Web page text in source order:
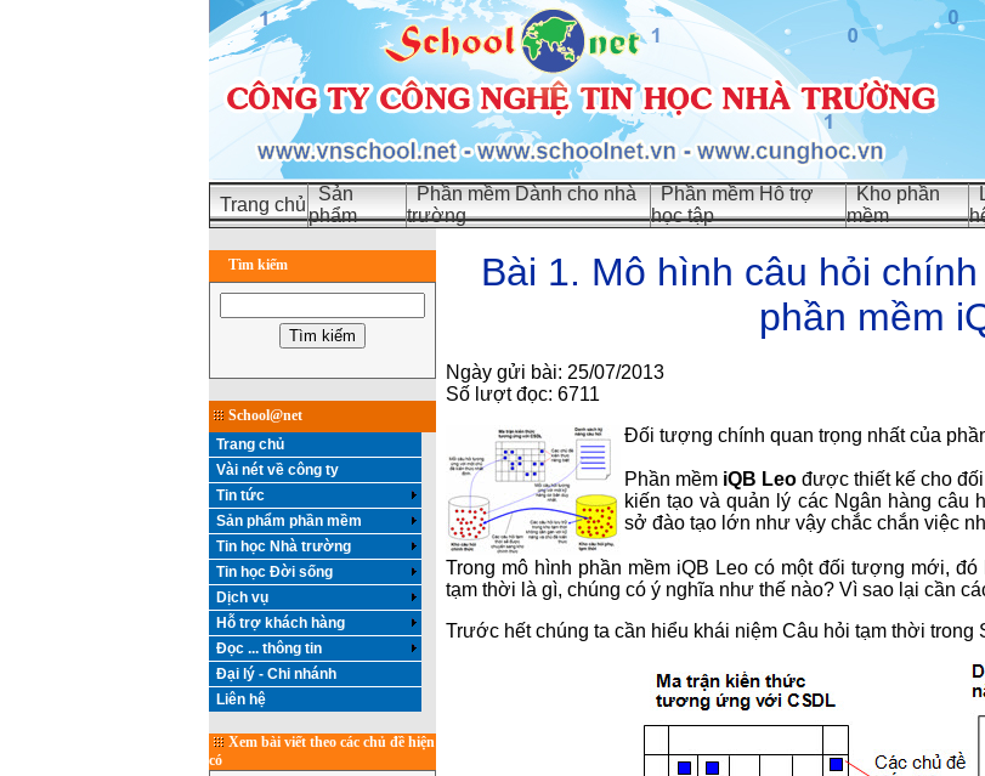
Trang chủ
Sản
phẩm
Phần mềm Dành cho nhà
trường
Phần mềm Hỗ trợ
học tập
Kho phần
mềm
Tìm kiếm
School@net
Trang chủ
Vài nét về công ty
Tin tức
Sản phẩm phần mềm
Tin học Nhà trường
Tin học Đời sống
Dịch vụ
Hỗ trợ khách hàng
Đọc ... thông tin
Đại lý - Chi nhánh
Liên hệ
Xem bài viết theo các chủ đề hiện
có
Bài 1. Mô hình câu hỏi
phần mềm
Ngày gửi bài: 25/07/2013
Số lượt đọc: 6711
Đối tượng chính quan trọng nhất của
Phần mềm iQB Leo được thiết kế cho
kiến tạo và quản lý các Ngân hàng
sở đào tạo lớn như vậy chắc chắn việc
Trong mô hình phần mềm iQB Leo có một đối tượng mới, đó
tạm thời là gì, chúng có ý nghĩa như thế nào? Vì sao lại cần
Trước hết chúng ta cần hiểu khái niệm Câu hỏi tạm thời trong